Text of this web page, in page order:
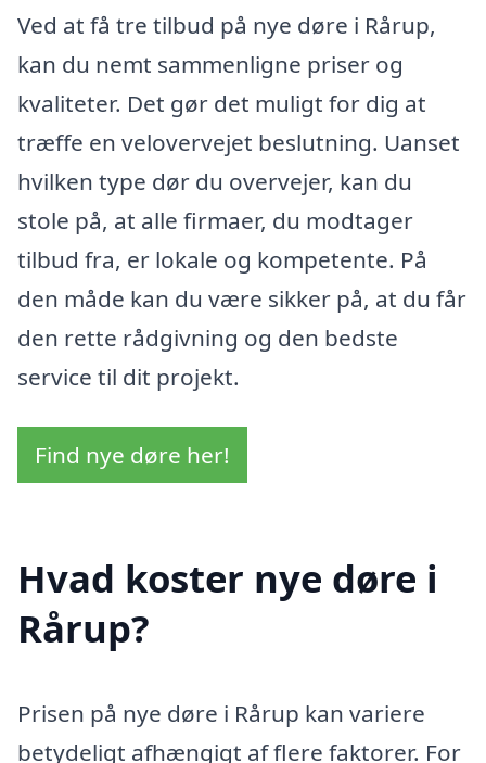
Ved at få tre tilbud på nye døre i Rårup,
kan du nemt sammenligne priser og
kvaliteter. Det gør det muligt for dig at
træffe en velovervejet beslutning. Uanset
hvilken type dør du overvejer, kan du
stole på, at alle firmaer, du modtager
tilbud fra, er lokale og kompetente. På
den måde kan du være sikker på, at du får
den rette rådgivning og den bedste
service til dit projekt.
Find nye døre her!
Hvad koster nye døre i
Rårup?
Prisen på nye døre i Rårup kan variere
betydeligt afhængigt af flere faktorer. For